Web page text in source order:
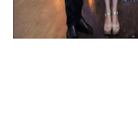
Lee Ballester a los